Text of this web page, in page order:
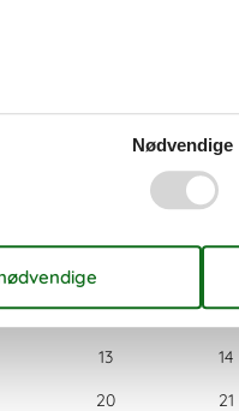
6 7
13 14
20 21
Nødvendige